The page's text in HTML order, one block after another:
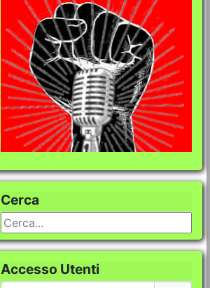
Cerca
Cerca...
Accesso Utenti